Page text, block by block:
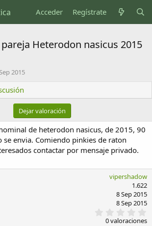
Acceder Regístrate
Heterodon nasicus 2015
2015
Dejar valoración
de heterodon nasicus, de 2015, 90
se envia. Comiendo pinkies de raton
contactar por mensaje privado.
vipershadow
1.622
8 Sep 2015
8 Sep 2015
,
0 valoraciones